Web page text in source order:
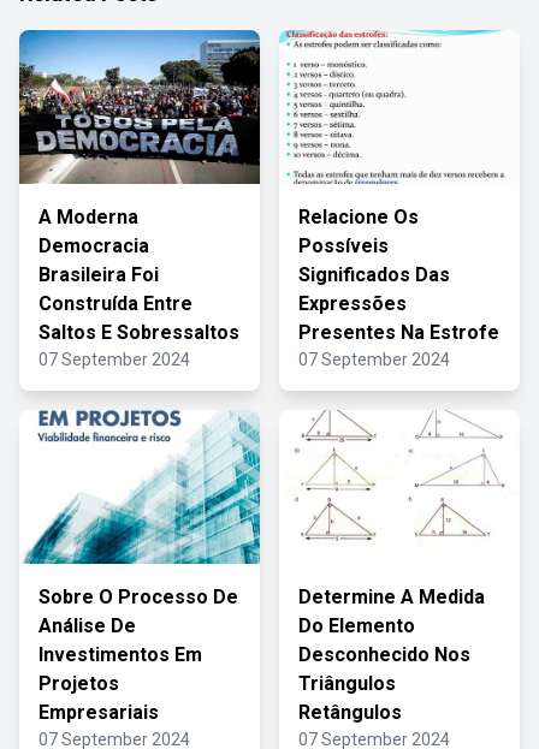
A Moderna
Democracia
Brasileira Foi
Construída Entre
Saltos E Sobressaltos
07 September 2024
Relacione Os
Possíveis
Significados Das
Expressões
Presentes Na Estrofe
07 September 2024
Sobre O Processo De
Análise De
Investimentos Em
Projetos
Empresariais
07 September 2024
Determine A Medida
Do Elemento
Desconhecido Nos
Triângulos
Retângulos
07 September 2024